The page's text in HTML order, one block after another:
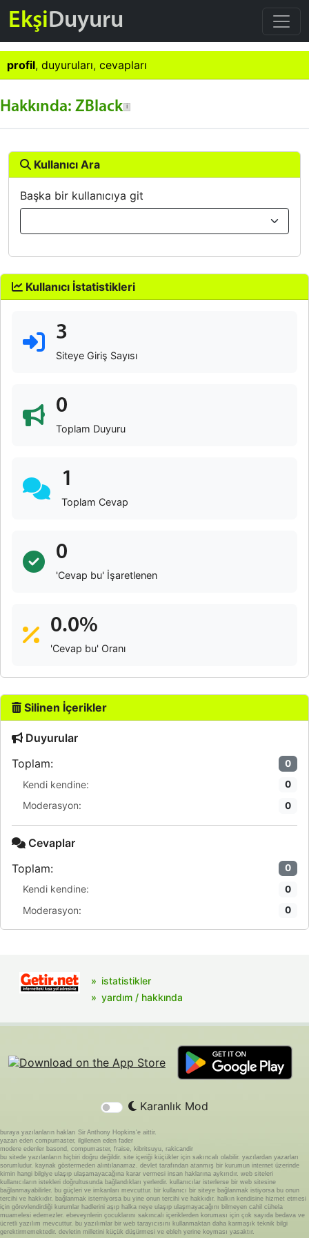
EkşiDuyuru
profil, duyuruları, cevapları
Hakkında: ZBlack
Kullanıcı Ara
Başka bir kullanıcıya git
Kullanıcı İstatistikleri
3
Siteye Giriş Sayısı
0
Toplam Duyuru
1
Toplam Cevap
0
'Cevap bu' İşaretlenen
0.0%
'Cevap bu' Oranı
Silinen İçerikler
Duyurular
Toplam:
0
Kendi kendine: 0
Moderasyon: 0
Cevaplar
Toplam:
0
Kendi kendine: 0
Moderasyon: 0
istatistikler
yardım / hakkında
Karanlık Mod
buraya yazılanların hakları Sir Anthony Hopkins'e aittir.
yazan eden compumaster, ilgilenen eden fader
modere edenler basond, compumaster, fraise, kibritsuyu, rakicandir
bu sitede yazılanların hiçbiri doğru değildir. site içeriği küçükler için sakıncalı olabilir. yazılardan yazarları
sorumludur. kaynak göstermeden alıntılanamaz. devlet tarafından atanmış bir kurumun internet üzerinde
kimin hangi bilgiye ulaşıp ulaşamayacağına karar vermesi insan haklarına aykırıdır. web siteleri
kullanıcıların istekleri doğrultusunda bağlandıkları yerlerdir. kullanıcılar isterlerse bir web sitesine
bağlanmayabilirler. bu güçleri ve imkanları mevcuttur. bir kullanıcı bir siteye bağlanmak istiyorsa bu onun
tercihi ve hakkıdır. bağlanmak istemiyorsa bu yine onun tercihi ve hakkıdır. halkın kendisine hizmet etmesi
için görevlendirdiği kurumlar hadlerini aşıp halka neye ulaşıp ulaşmayacağını bilmeyen cahil cühela
muamelesi edemezler. ebeveynlerin çocuklarını sakıncalı içeriklerden koruması için çok sayıda bedava ve
ücretli yazılım mevcuttur. bu yazılımlar bir web tarayıcısını kullanmaktan daha karmaşık teknik bilgi
gerektirmemektedir. devletin milletini küçük düşürmesi ve ebleh yerine koyması yasaktır.